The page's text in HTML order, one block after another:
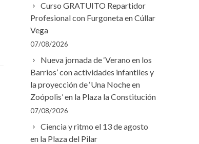
Curso GRATUITO Repartidor
Profesional con Furgoneta en Cúllar
Vega
07/08/2026
Nueva jornada de ‘Verano en los
Barrios’ con actividades infantiles y
la proyección de ‘Una Noche en
Zoópolis’ en la Plaza la Constitución
07/08/2026
Ciencia y ritmo el 13 de agosto
en la Plaza del Pilar